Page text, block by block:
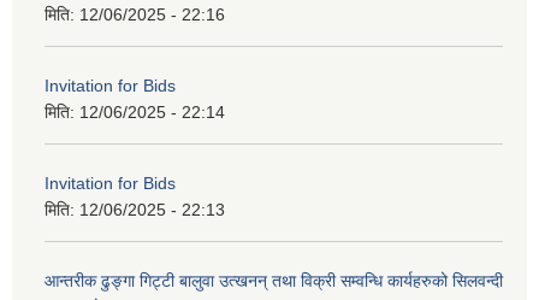
मिति: 12/06/2025 - 22:16
Invitation for Bids
मिति: 12/06/2025 - 22:14
Invitation for Bids
मिति: 12/06/2025 - 22:13
आन्तरीक ढुङ्गा गिट्टी बालुवा उत्खनन् तथा विक्री सम्वन्धि कार्यहरुको सिलवन्दी